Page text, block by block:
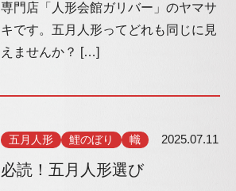
専門店「人形会館ガリバー」のヤマサ
キです。五月人形ってどれも同じに見
えませんか？ […]
五月人形 鯉のぼり 幟 2025.07.11
必読！五月人形選び